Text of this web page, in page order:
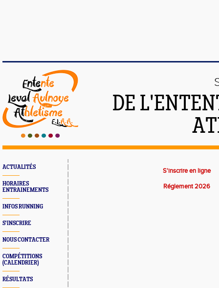
DE
ACTUALITÉS
HORAIRES
ENTRAINEMENTS
INFOS RUNNING
S'INSCRIRE
NOUS CONTACTER
COMPÉTITIONS
(CALENDRIER)
RÉSULTATS
S'inscrire en ligne
Réglement 2026